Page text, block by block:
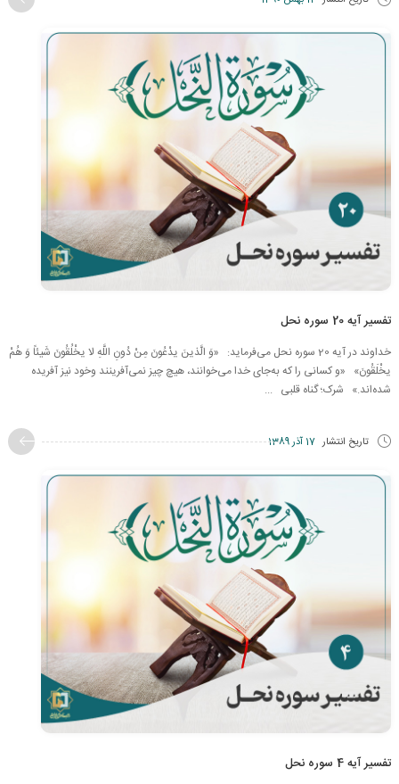
تفسیر آیه 20 سوره نحل
خداوند در آیه 20 سوره نحل می‌فرماید: «وَ الَّذینَ یدْعُونَ مِنْ دُونِ اللَّهِ لا یخْلُقُونَ شَیئاً وَ هُمْ
یخْلَقُونَ» «و کسانى را که به‌جاى خدا مى‌خوانند، هیچ چیز نمى‌آفرینند وخود نیز آفریده
شده‌اند.» شرک؛ گناه قلبی ...
تاریخ انتشار 17 آذر 1389
تفسیر آیه 4 سوره نحل